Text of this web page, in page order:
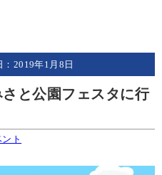
2019年1月8日
と公園フェスタに行
ト